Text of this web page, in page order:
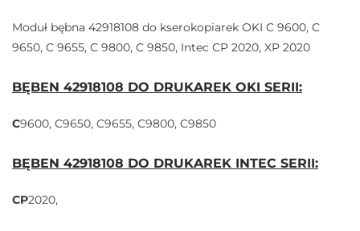
Moduł bębna 42918108 do kserokopiarek OKI C 9600, C
9650, C 9655, C 9800, C 9850, Intec CP 2020, XP 2020
BĘBEN 42918108 DO DRUKAREK OKI SERII:
C9600, C9650, C9655, C9800, C9850
BĘBEN 42918108 DO DRUKAREK INTEC SERII:
CP2020,